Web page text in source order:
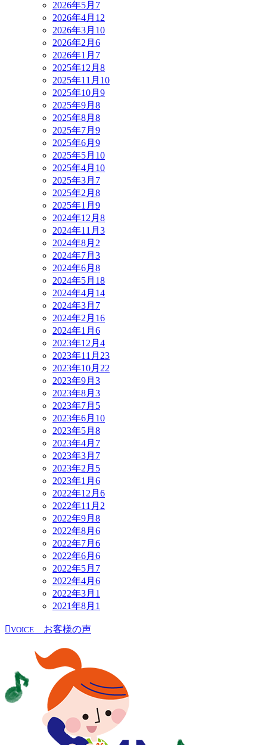
2026年5月 7
2026年4月 12
2026年3月 10
2026年2月 6
2026年1月 7
2025年12月 8
2025年11月 10
2025年10月 9
2025年9月 8
2025年8月 8
2025年7月 9
2025年6月 9
2025年5月 10
2025年4月 10
2025年3月 7
2025年2月 8
2025年1月 9
2024年12月 8
2024年11月 3
2024年8月 2
2024年7月 3
2024年6月 8
2024年5月 18
2024年4月 14
2024年3月 7
2024年2月 16
2024年1月 6
2023年12月 4
2023年11月 23
2023年10月 22
2023年9月 3
2023年8月 3
2023年7月 5
2023年6月 10
2023年5月 8
2023年4月 7
2023年3月 7
2023年2月 5
2023年1月 6
2022年12月 6
2022年11月 2
2022年9月 8
2022年8月 6
2022年7月 6
2022年6月 6
2022年5月 7
2022年4月 6
2022年3月 1
2021年8月 1
VOICE お客様の声